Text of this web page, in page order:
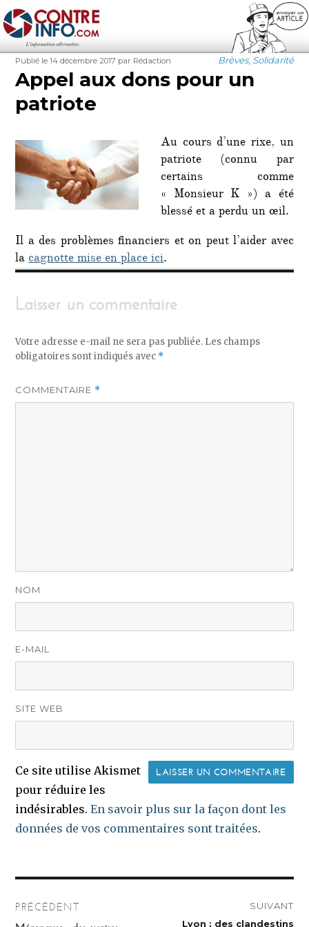
Contre-Info
Publié
le
Publié le 14 décembre 2017 Auteur
par Rédaction Catégories
Brèves, Solidarité
Appel aux dons pour un
patriote
Au cours d’une rixe, un
patriote (connu par
certains comme
« Monsieur K ») a été
blessé et a perdu un œil.
Il a des problèmes financiers et on peut l’aider avec
lacagnotte mise en place ici.
Laisser un commentaire
Votre adresse e-mail ne sera pas publiée. Les champs
obligatoires sont indiqués avec *
COMMENTAIRE *
NOM
E-MAIL
SITE WEB
Ce site utilise Akismet
pour réduire les
indésirables.En savoir plus sur la façon dont les
données de vos commentaires sont traitées.
de
PRÉCÉDENT
SUIVANT
Publication
Lyon : des clandestins